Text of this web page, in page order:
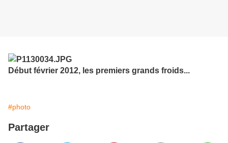
Début février 2012, les premiers grands froids...
#photo
Partager